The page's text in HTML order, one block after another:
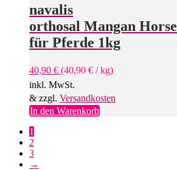
navalis
orthosal Mangan Horse
für Pferde 1kg
40,90 € (40,90 € /kg)
inkl. MwSt.
& zzgl. Versandkosten
In den Warenkorb
1
2
3
→